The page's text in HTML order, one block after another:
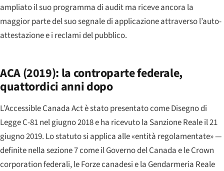
ampliato il suo programma di audit ma riceve ancora la
maggior parte del suo segnale di applicazione attraverso l’auto-
attestazione e i reclami del pubblico.
ACA (2019): la controparte federale,
quattordici anni dopo
L’Accessible Canada Act è stato presentato come Disegno di
Legge C-81 nel giugno 2018 e ha ricevuto la Sanzione Reale il 21
giugno 2019. Lo statuto si applica alle «entità regolamentate» —
definite nella sezione 7 come il Governo del Canada e le Crown
corporation federali, le Forze canadesi e la Gendarmeria Reale